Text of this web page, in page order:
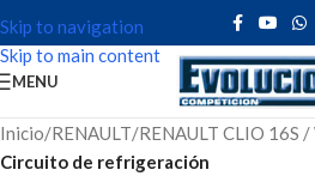
Skip to navigation
Skip to main content
MENU
Inicio RENAULT RENAULT CLIO 16S
Circuito de refrigeración